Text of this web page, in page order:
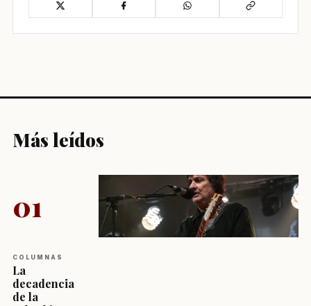
Más leídos
01
COLUMNAS
La
decadencia
de la